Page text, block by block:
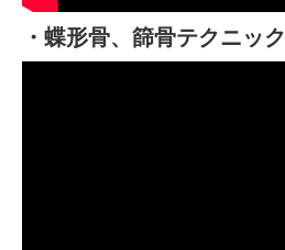
・蝶形骨、篩骨テクニック